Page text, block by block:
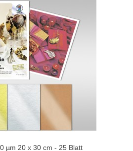
µm 20 x 30 cm - 25 Blatt